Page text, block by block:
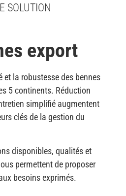
SOLUTION
export
la robustesse des bennes
5 continents. Réduction
simplifié augmentent
clés de la gestion du
disponibles, qualités et
permettent de proposer
besoins exprimés.